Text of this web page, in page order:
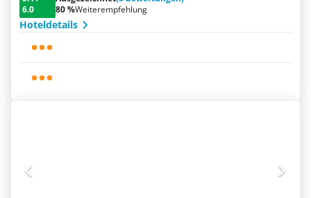
6.0
80 %Weiterempfehlung
Hoteldetails